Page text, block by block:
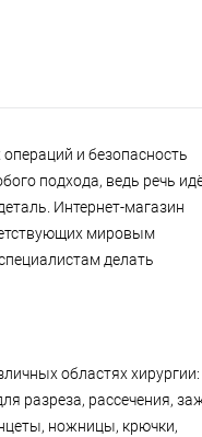
и безопасность
подхода, ведь речь
Интернет-магазин
мировым
делать
областях хирургии:
разреза, рассечения,
ножницы, крючки,